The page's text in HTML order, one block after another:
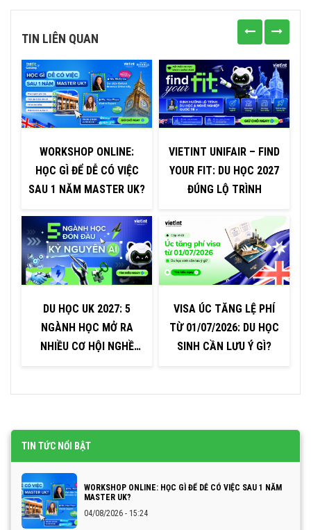
TIN LIÊN QUAN
WORKSHOP ONLINE:
HỌC GÌ ĐỂ DỄ CÓ VIỆC
SAU 1 NĂM MASTER UK?
DU HỌC UK 2027: 5
NGÀNH HỌC MỞ RA
NHIỀU CƠ HỘI NGHỀ
VIETINT UNIFAIR – FIND
YOUR FIT: DU HỌC 2027
ĐÚNG LỘ TRÌNH
VISA ÚC TĂNG LỆ PHÍ
TỪ 01/07/2026: DU HỌC
SINH CẦN LƯU Ý GÌ?
TIN TỨC NỔI BẬT
WORKSHOP ONLINE: HỌC GÌ ĐỂ DỄ CÓ VIỆC SAU 1 NĂM
MASTER UK?
04/08/2026 - 15:24